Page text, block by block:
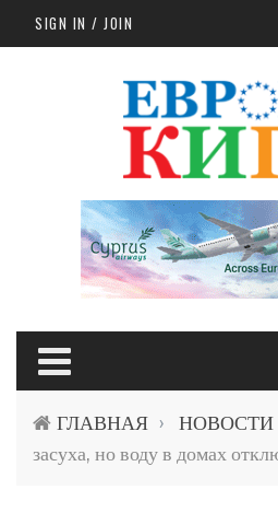
Skip to main content
SIGN IN / JOIN
ГЛАВНАЯ › НОВОСТИ
засуха, но воду в домах